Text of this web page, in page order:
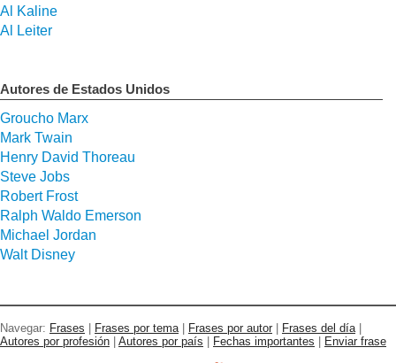
Al Kaline
Al Leiter
Autores de Estados Unidos
Groucho Marx
Mark Twain
Henry David Thoreau
Steve Jobs
Robert Frost
Ralph Waldo Emerson
Michael Jordan
Walt Disney
Navegar: Frases Frases por tema| Frases por autor Frases del día|
Autores por profesión
Autores por país Fechas importantes
Enviar frase